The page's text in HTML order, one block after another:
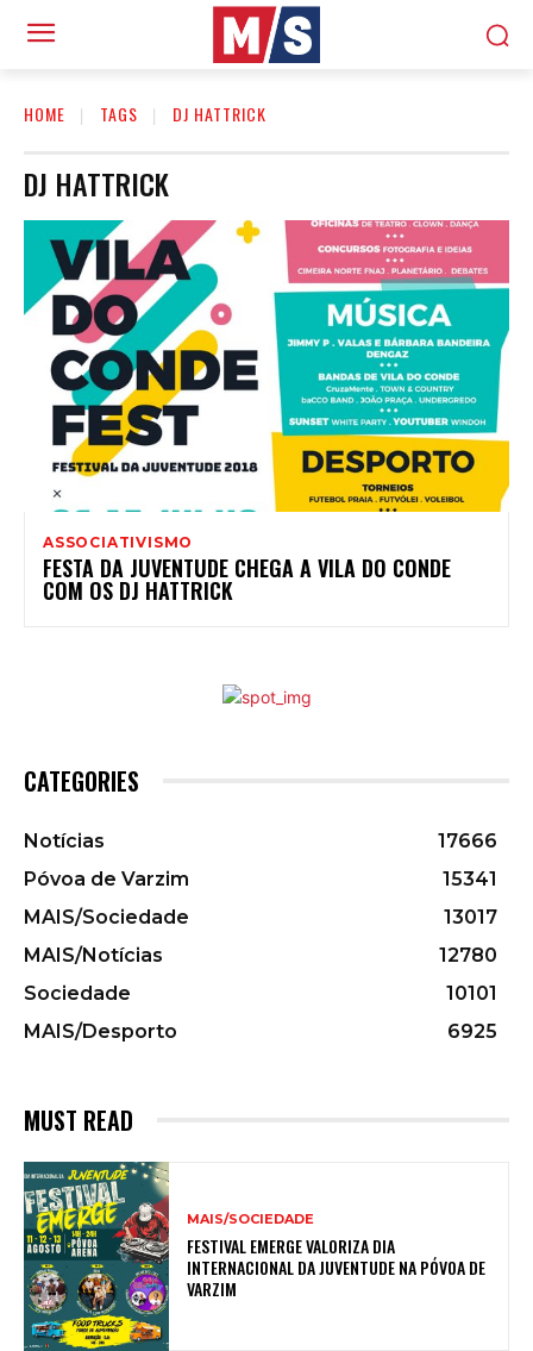
HOME TAGS DJ HATTRICK
DJ HATTRICK
ASSOCIATIVISMO
FESTA DA JUVENTUDE CHEGA A VILA DO CONDE
COM OS DJ HATTRICK
CATEGORIES
Notícias
17666
Póvoa de Varzim
15341
MAIS/Sociedade
13017
MAIS/Notícias
12780
Sociedade
10101
MAIS/Desporto
6925
MUST READ
MAIS/SOCIEDADE
FESTIVAL EMERGE VALORIZA DIA
INTERNACIONAL DA JUVENTUDE NA PÓVOA DE
VARZIM